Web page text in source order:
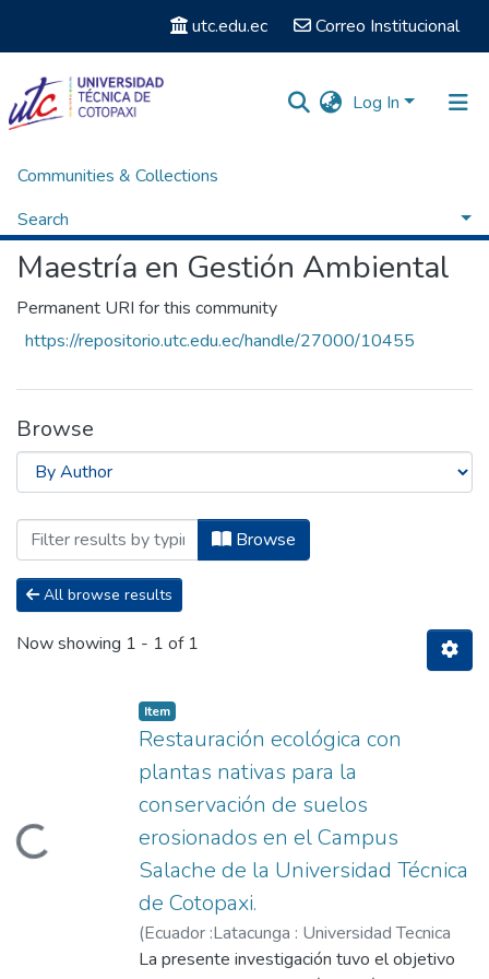
utc.edu.ec Correo Institucional
Log In
Communities & Collections
Search
Home Posgrados
Maestría en Gestión Ambiental
Permanent URI for this community
https://repositorio.utc.edu.ec/handle/27000/10455
Browse
Browsing Maestría en Gestión
Browse
All browse results
Now showing 1 - 1 of 1
Loading...
Item
Restauración ecológica con
plantas nativas para la
conservación de suelos
erosionados en el Campus
Salache de la Universidad Técnica
de Cotopaxi.
(Ecuador :Latacunga : Universidad Tecnica
de Cotopaxi (UTC),2023-08)Broncano
La presente investigación tuvo el objetivo